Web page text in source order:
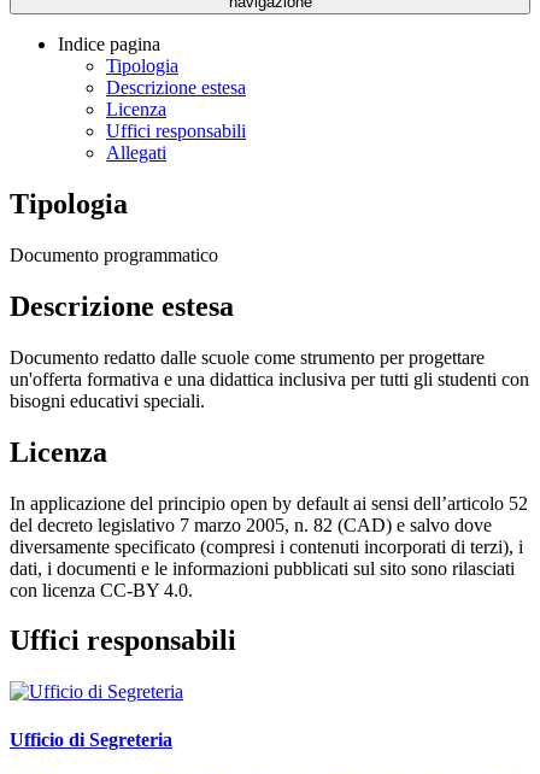
Indice pagina
Tipologia
Descrizione estesa
Licenza
Uffici responsabili
Allegati
Tipologia
Documento programmatico
Descrizione estesa
Documento redatto dalle scuole come strumento per progettare
un'offerta formativa e una didattica inclusiva per tutti gli studenti con
bisogni educativi speciali.
Licenza
In applicazione del principio open by default ai sensi dell’articolo 52
del decreto legislativo 7 marzo 2005, n. 82 (CAD) e salvo dove
diversamente specificato (compresi i contenuti incorporati di terzi), i
dati, i documenti e le informazioni pubblicati sul sito sono rilasciati
con licenza CC-BY 4.0.
Uffici responsabili
Ufficio di Segreteria